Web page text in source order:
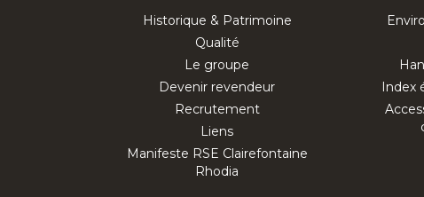
Historique & Patrimoine
Qualité
Le groupe
Devenir revendeur
Recrutement
Liens
Manifeste RSE Clairefontaine
Rhodia
Index